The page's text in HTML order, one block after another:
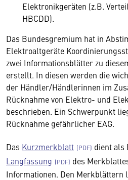
Elektronikgeräten (z.B.
HBCDD).
Das Bundesgremium hat in
Elektroaltgeräte
zwei Informationsblätter zu
erstellt. In diesen werden die
der Händler/Händlerinnen im
Rücknahme von Elektro- und
beschrieben. Ein Schwerpunkt
Rücknahme gefährlicher EAG.
Das Kurzmerkblatt
dient als
Langfassung
des
Informationen. Den Merkblättern